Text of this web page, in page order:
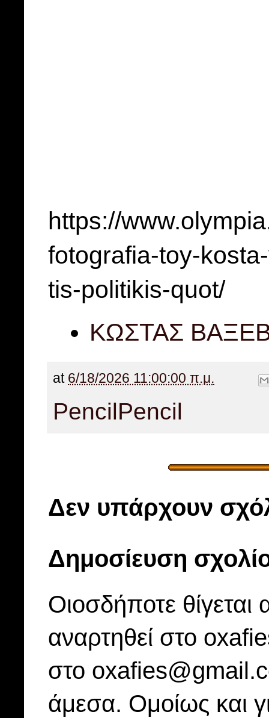
https://
fotografia-toy-
tis-politikis-quot/
ΚΩΣΤΑΣ
at 6/18/2026 11:00:00 π.μ.
PencilPencil
Δεν υπάρχουν
Δημοσίευση
Οιοσδήποτε
αναρτηθεί στο
στο
άμεσα. Ομοίως και